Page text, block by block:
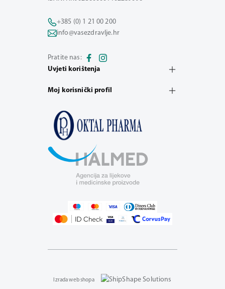
+385 (0) 1 21 00 200
info@vasezdravlje.hr
Pratite nas:
Uvjeti korištenja
Moj korisnički profil
Izrada web shopa